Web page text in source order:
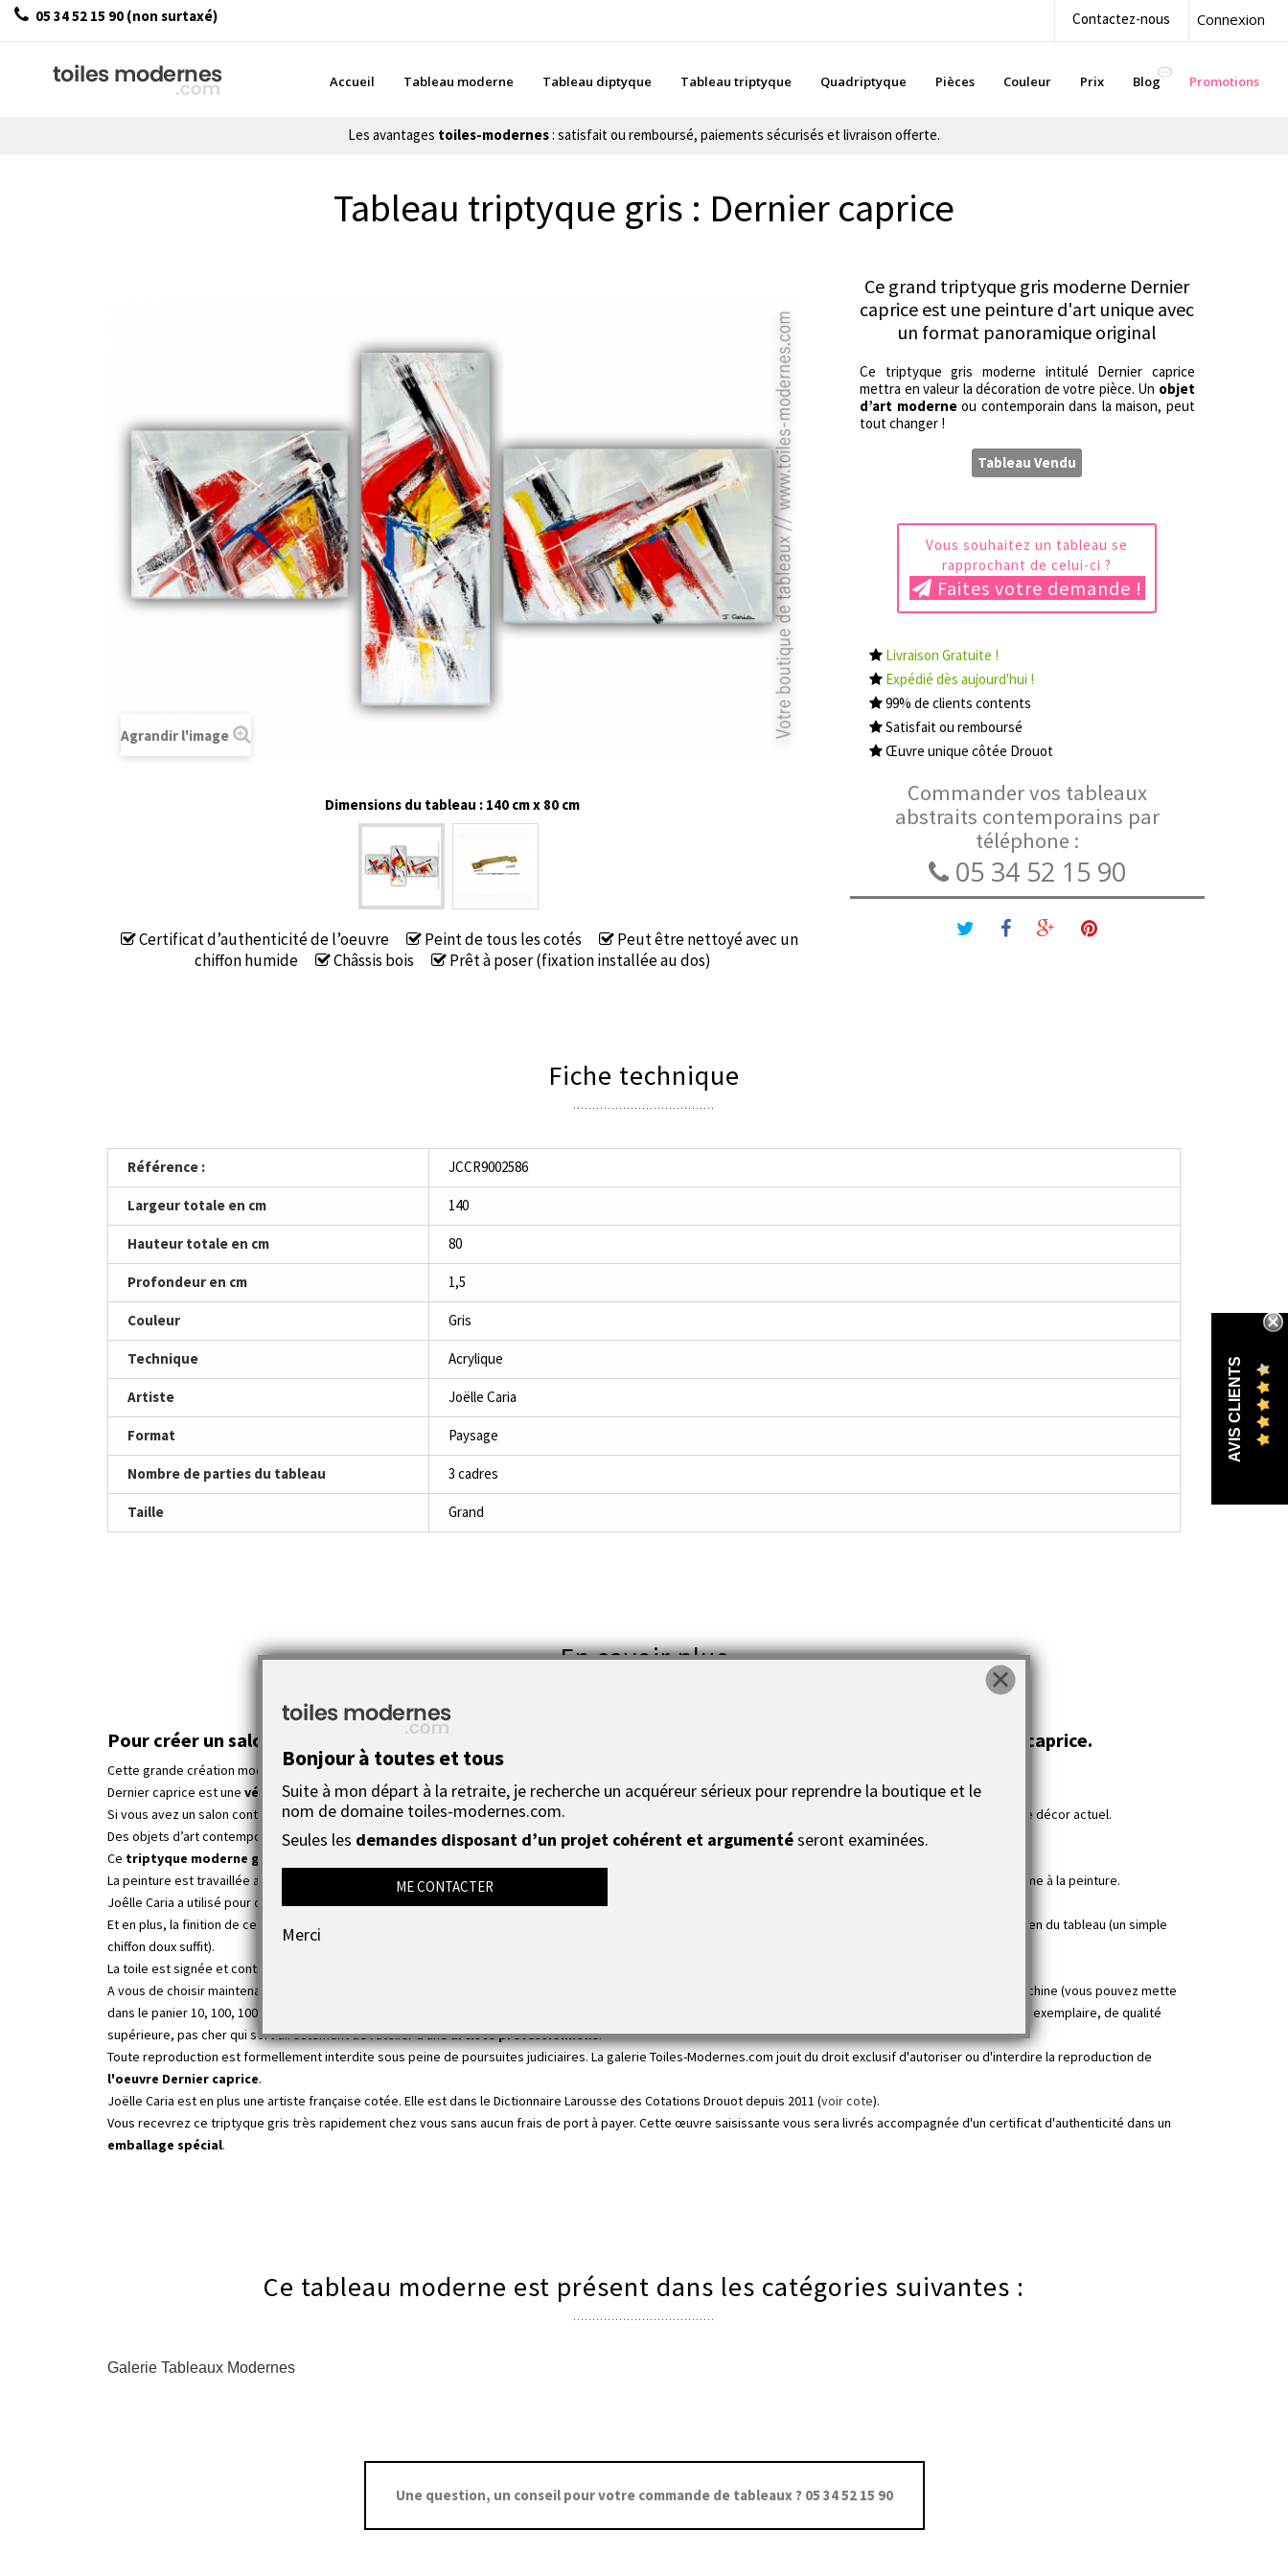
Connexion
Contactez-nous
05 34 52 15 90 (non surtaxé)
Accueil Tableau moderne Tableau diptyque Tableau triptyque Quadriptyque Pièces Couleur Prix Blog Promotions
Les avantages toiles-modernes: satisfait ou remboursé, paiements sécurisés et livraison offerte.
Tableau triptyque gris : Dernier caprice
Agrandir l'image
Dimensions du tableau : 140 cm x 80 cm
Certificat d’authenticité de l’oeuvre Peint de tous les cotés
Peut être nettoyé avec un
chiffon humide
Châssis bois Prêt à poser (fixation installée au dos)
Ce grand triptyque gris moderne Dernier
caprice est une peinture d'art unique avec
un format panoramique original
Ce triptyque gris moderne intitulé Dernier caprice
mettra en valeur la décoration de votre pièce. Un objet
d’art moderneou contemporain dans la maison, peut
tout changer !
Tableau Vendu
Vous souhaitez un tableau se
rapprochant de celui-ci ?
Faites votre demande !
Livraison Gratuite !
Expédié dès aujourd'hui !
99% de clients contents
Satisfait ou remboursé
Œuvre unique côtée Drouot
Commander vos tableaux
abstraits contemporains par
téléphone :
05 34 52 15 90
Fiche technique
Référence : JCCR9002586
Largeur totale en cm 140
Hauteur totale en cm 80
Profondeur en cm 1,5
Couleur Gris
Technique Acrylique
Artiste Joëlle Caria
Format Paysage
Nombre de parties du tableau 3 cadres
Taille Grand
En savoir plus
Pour créer un salon moderne à la fois chic et chaleureux, optez pour ce grand triptyque gris intitulé Dernier caprice.
Cette grande création moderne aux teintes sobres et élégantes rehaussera votre décoration murale, qu’elle soit contemporaine ou design.
Dernier caprice est une véritable œuvre d’artqui illuminera la pièce par son contraste de couleurs et par son originalité.
Si vous avez un salon contemporain composé de lignes épurées, les formes géométriques colorées de cette grande peinture abstraite viendront embellir votre décor actuel.
Des objets d’art contemporain ou moderne en guise de décoration donnent toujours de merveilleux résultats.
Ce triptyque moderne gris
La peinture est travaillée aux pinceaux et aux couteaux. Notre artiste travaille l’acrylique en de différentes pâtes (grains fins/épais, plâtre…) pour donner du volume à la peinture.
Joêlle Caria a utilisé pour créer ce triptyque moderne, une peinture acrylique extra fine haut de gamme.
Et en plus, la finition de ce tableau gris est optimale, 2 couches de vernis acrylique haut de gamme protègent l'oeuvre dans le temps des UV et facilitent l'entretien du tableau (un simple
chiffon doux suffit).
La toile est signée et contresignée au dos par l'artiste elle-même.
A vous de choisir maintenant ! Soit vous allez sur Internet ou dans un magasin de bricolage, commander un tableau fait à l'usine en série à la main ou avec une machine (vous pouvez mette
dans le panier 10, 100, 1000...tableaux), soit vous commandez sur notre site Toiles-Modernes.com et vous avez une véritable oeuvre d'art moderne qu’en un seul exemplaire, de qualité
supérieure, pas cher qui sort directement de l'atelier d'uneartiste professionnelle.
Toute reproduction est formellement interdite sous peine de poursuites judiciaires. La galerie Toiles-Modernes.com jouit du droit exclusif d'autoriser ou d'interdire la reproduction de
l'oeuvre Dernier caprice.
Joëlle Caria est en plus une artiste française cotée. Elle est dans le Dictionnaire Larousse des Cotations Drouot depuis 2011 (voir cote).
Vous recevrez ce triptyque gris très rapidement chez vous sans aucun frais de port à payer. Cette œuvre saisissante vous sera livrés accompagnée d'un certificat d'authenticité dans un
emballage spécial.
Ce tableau moderne est présent dans les catégories suivantes :
Galerie Tableaux Modernes
Une question, un conseil pour votre commande de tableaux ? 05 34 52 15 90
AVIS CLIENTS
Bonjour à toutes et tous
Suite à mon départ à la retraite, je recherche un acquéreur sérieux pour reprendre la boutique et le
nom de domaine toiles-modernes.com.
Seules les demandes disposant d’un projet cohérent et argumentéseront examinées.
ME CONTACTER
Merci